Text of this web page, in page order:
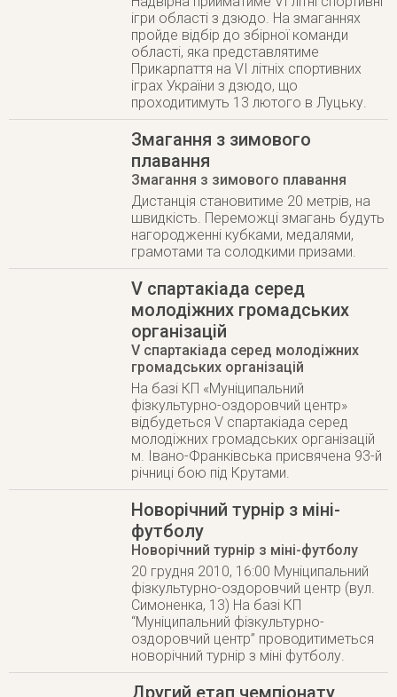
ігри області з дзюдо. На змаганнях
пройде відбір до збірної команди
області, яка представлятиме
Прикарпаття на VI літніх спортивних
іграх України з дзюдо, що
проходитимуть 13 лютого в Луцьку.
Змагання з зимового
плавання
Змагання з зимового плавання
Дистанція становитиме 20 метрів, на
швидкість. Переможці змагань будуть
нагородженні кубками, медалями,
грамотами та солодкими призами.
V спартакіада серед
молодіжних громадських
організацій
V спартакіада серед молодіжних
громадських організацій
На базі КП «Муніципальний
фізкультурно-оздоровчий центр»
відбудеться V спартакіада серед
молодіжних громадських організацій
м. Івано-Франківська присвячена 93-й
річниці бою під Крутами.
Новорічний турнір з міні-
футболу
Новорічний турнір з міні-футболу
20 грудня 2010, 16:00 Муніципальний
фізкультурно-оздоровчий центр (вул.
Симоненка, 13) На базі КП
“Муніципальний фізкультурно-
оздоровчий центр” проводитиметься
новорічний турнір з міні футболу.
Другий етап чемпіонату